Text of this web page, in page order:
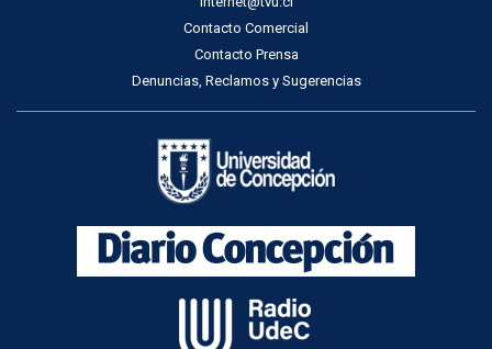
Contacto Comercial
Contacto Prensa
Denuncias, Reclamos y Sugerencias